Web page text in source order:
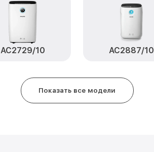
AC2729/10 AC2887/10
Показать все модели